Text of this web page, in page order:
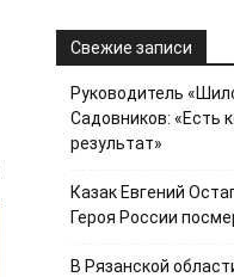
Свежие записи
Руководитель
Садовников: «Есть
результат»
Казак Евгений
Героя России
В Рязанской